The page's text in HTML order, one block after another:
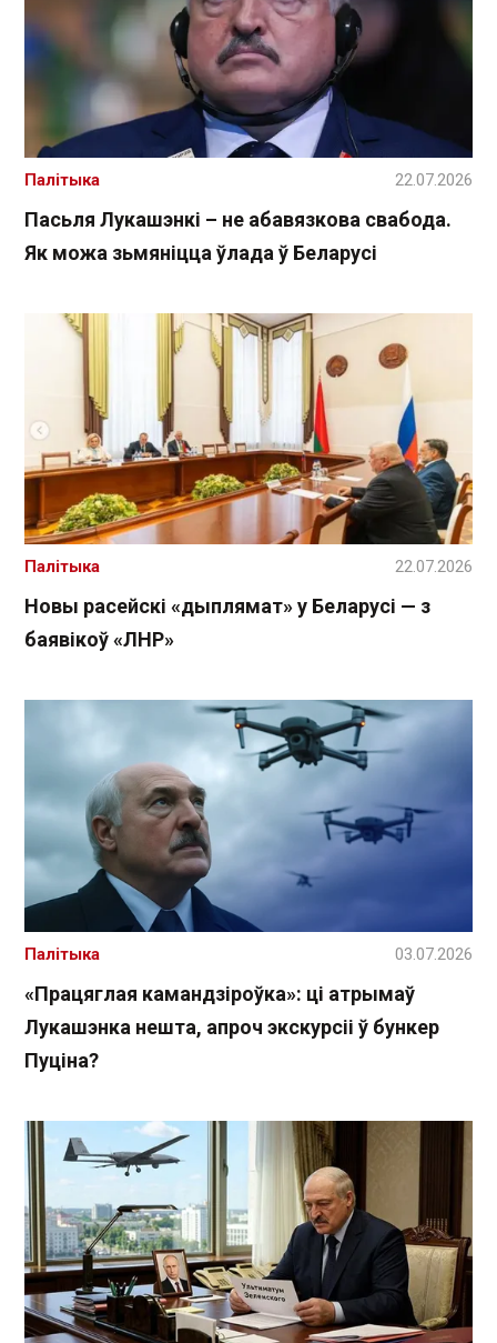
Пасьля Лукашэнкі – не абавязкова свабода.
Як можа зьмяніцца ўлада ў Беларусі
Палітыка 22.07.2026
Новы расейскі «дыплямат» у Беларусі — з
баявікоў «ЛНР»
Палітыка 22.07.2026
«Працяглая камандзіроўка»: ці атрымаў
Лукашэнка нешта, апроч экскурсіі ў бункер
Пуціна?
Палітыка 03.07.2026